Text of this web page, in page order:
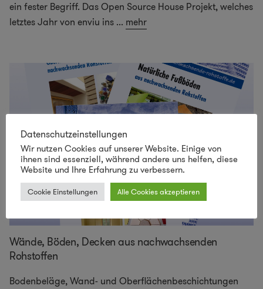
ein fester Begriff. Das Open Source House Projekt, welches
letztes Jahr von enviu ins ... mehr
Wände, Böden, Decken aus nachwachsenden
Rohstoffen
Bodenbeläge, Wand- und Oberflächenbeschichtungen
Datenschutzeinstellungen
Wir nutzen Cookies auf unserer Website. Einige von
ihnen sind essenziell, während andere uns helfen, diese
Website und Ihre Erfahrung zu verbessern.
Cookie Einstellungen Alle Cookies akzeptieren